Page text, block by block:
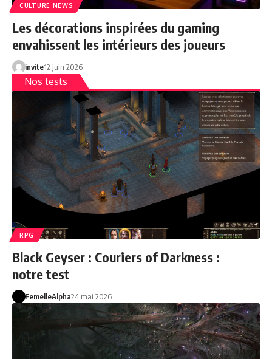
CULTURE NEWS
Les décorations inspirées du gaming
envahissent les intérieurs des joueurs
invite12 juin 2026
Nos tests
RPG
Black Geyser : Couriers of Darkness :
notre test
FemelleAlpha24 mai 2026